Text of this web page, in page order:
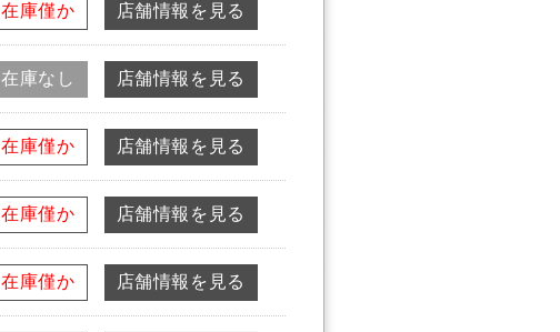
店舗情報を見る
在庫僅か
店舗情報を見る
在庫なし
店舗情報を見る
在庫僅か
店舗情報を見る
在庫僅か
店舗情報を見る
在庫僅か